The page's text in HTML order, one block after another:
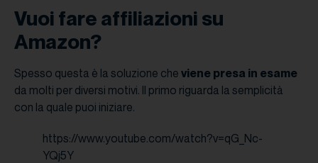
Vuoi fare affiliazioni su
Amazon?
Spesso questa è la soluzione che viene presa in esame
da molti per diversi motivi. Il primo riguarda la semplicità
con la quale puoi iniziare.
https://www.youtube.com/watch?v=qG_Nc-
YQj5Y